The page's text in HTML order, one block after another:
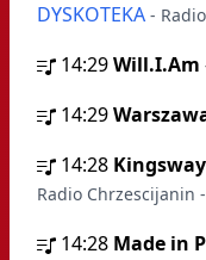
DYSKOTEKA -
14:29Will.I.Am
14:29
14:28
Radio Chrzescijanin
14:28 Made in